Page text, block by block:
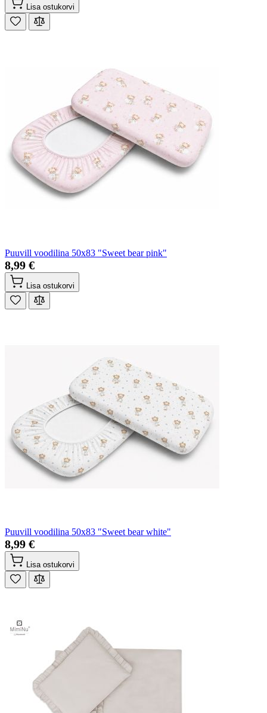
Lisa ostukorvi
Puuvill voodilina 50x83 "Sweet bear pink"
8,99 €
Lisa ostukorvi
Puuvill voodilina 50x83 "Sweet bear white"
8,99 €
Lisa ostukorvi